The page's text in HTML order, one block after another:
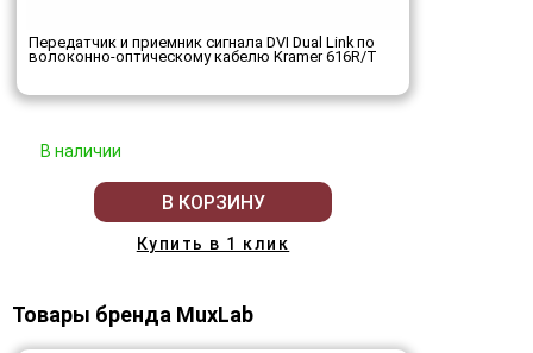
Передатчик и приемник сигнала DVI Dual Link по
волоконно-оптическому кабелю Kramer 616R/T
В наличии
В КОРЗИНУ
Купить в 1 клик
Товары бренда MuxLab